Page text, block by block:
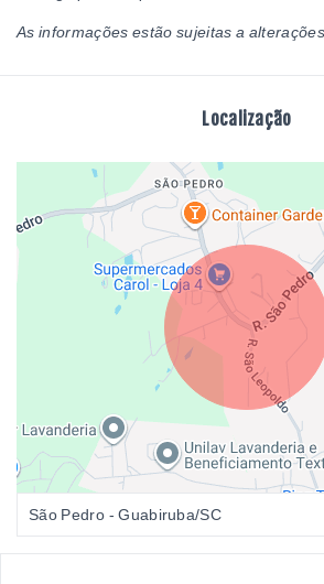
As informações estão sujeitas a
Localização
São Pedro - Guabiruba/SC